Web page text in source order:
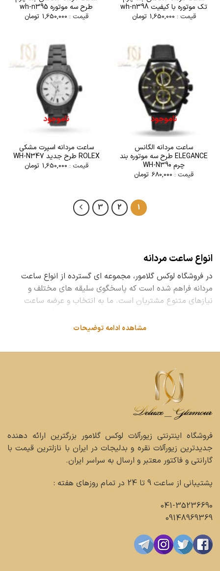
تک موتوره با کیفیت wh-n398
قیمت : 1,650,000 تومان
طرح سه موتوره wh-n395
قیمت : 1,650,000 تومان
ناموجود
ساعت مردانه الگانس
ELEGANCE طرح سه موتوره بند
چرم WH-N390
قیمت : 680,000 تومان
ناموجود
ساعت مردانه اسپرت مشکی
ROLEX طرح جدید WH-N347
قیمت : 1,650,000 تومان
1
2
3
انواع ساعت مردانه
در فروشگاه لوکس گلامور، مجموعه ای گسترده از انواع ساعت
مردانه فراهم شده است که پاسخگوی سلیقه های مختلف و
نیازهای متنوع مشتریان است. ما به انتخاب و عرضه ساعت
اطمینان داشته باشد. این ساعت ها شامل برندهای معروف
که هر کدام با ویژگی های منحصر به فرد خود می توانند جلوه ای
باشید و چه ساعت مردانه، ما برای هر نوع سلیقه ای گزینه ای
جذاب داریم.
اگر به دنبال ساعت مردانه ضد آب یا ساعت مردانه بند چرمی
هستید، مجموعه ما گزینه های متنوعی در این زمینه ارائه می
دهد. بسیاری از مدل های ما به گونه ای طراحی شده اند که در
فعالیت های روزانه و حتی ورزش های مختلف بتوانند به خوبی
عمل کنند و در عین حال طراحی مدرن و شیکی داشته باشند. با
را برای خود یا هدیه ای خاص پیدا کنید.
خرید ساعت مردانه در لوکس گلامور
در لوکس گلامور، هدف ما فراهم کردن تجربه ای راحت و مطمئن
برای خرید ساعت مردانه است. از قیمت ساعت مردانه گرفته تا
کیفیت و اصالت، همه ی محصولات ما با دقت و ظرافت انتخاب
مشاهده ادامه توضیحات
فروشگاه اینترنتی زیورآلات لوکس گلامور بزرگترین ارائه دهنده
جدیدترین زیورآلات نقره و بدلیجات در ایران با نازلترین قیمت با
گارانتی و فاکتور معتبر و ارسال به سراسر ایران.
پشتیبانی از ساعت 9 تا 24 در تمام روزهای هفته :
041-35236690
09148969369